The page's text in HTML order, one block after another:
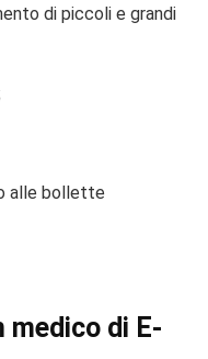
di piccoli e grandi
alle bollette
medico di E-